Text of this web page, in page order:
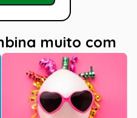
muito com